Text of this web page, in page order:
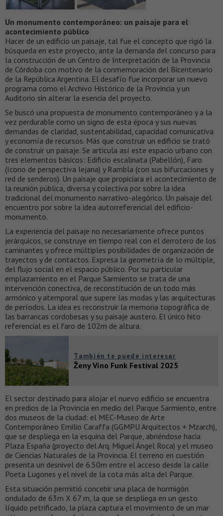
Un monumento contemporáneo: un paisaje para el
acontecimiento público
Hacer de un edificio un paisaje, tal fue el concepto que rigió la
búsqueda en este proyecto, ante la demanda del concurso para
la construcción de un Centro de Interpretación de la Provincia
de Córdoba con motivo de la conmemoración del Bicentenario
de la República Argentina. El desafío fue incorporar un nuevo
programa como el Archivo Histórico de la Provincia y un
Auditorio sin alterar la esencia del proyecto.
Se buscó una propuesta de monumento contemporáneo y a la
vez perdurable como un signo de esta época y sus nuevas
demandas de claridad, sustentabilidad, capacidad comunicativa
y economía de recursos. Más que construir un edificio se trató
de construir un paisaje. Se articula así este espacio urbano con
tres elementos básicos: Edificio escalinata (Pabellón), Faro
(ícono de perspectiva lejana) y Rambla (con sus bifurcaciones y
red de senderos). Un paisaje que propiciara el acontecimiento de
la reunión pública, diversa y colectiva por sobre la idea
tradicional del monumento narrativo-alegórico. Un paisaje del
encuentro por sobre la idea autorreferencial del edificio-
monumento.
La experiencia del paisaje no necesariamente ofrece puntos
jerárquicos, se construye en tiempo real con el derrotero de los
caminantes y ofrece múltiples posibilidades de organización de
trayectos y de contactos. Expresa la geometría de lo múltiple,
del flujo social en el espacio público. Por su particular
emplazamiento en el Parque Sarmiento se trata de una
intervención conectiva, de reconstitución de un todo más
armónico y atemporal que supere las modas y las arquitecturas
de períodos. La idea es reconstruir la memoria topográfica de
las barrancas cordobesas y su paisaje austero. El único hito
referencial es el faro de 102m de altura.
También te puede interesar
Ženy Víno Funk Festival 2025
El sector destinado para alojar el nuevo edificio se encuentra
en predios de la Provincia en medio del Parque Sarmiento, entre
dos museos de la ciudad: el MEC-Museo de Arte
Contemporáneo Emilio Caraffa (GGMPU Arquitectos + Mzarch),
que se despliega en la esquina del Parque, abriéndose hacia
Plaza España (proyecto del Arq. Miguel Ángel Roca) y el museo
de Ciencias Naturales de la Provincia. El terreno en cuestión
presenta un desnivel de 6.50m entre el acceso desde la calle
Poeta Lugones y el nivel de la cota más alta del Parque.
Esta situación permitió concebir una placa de hormigón
ondulado de 63m X 67 m, la que se despliega en un gesto
líquido petrificado, la plaza captura el movimiento de un mar